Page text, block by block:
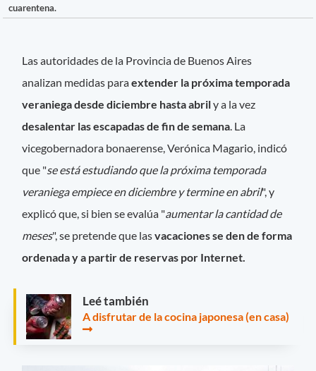
cuarentena.
Las autoridades de la Provincia de Buenos Aires
analizan medidas paraextender la próxima temporada
veraniega desde diciembre hasta abrily a la vez
desalentar las escapadas de fin de semana . La
vicegobernadora bonaerense, Verónica Magario, indicó
que "se está estudiando que la próxima temporada
veraniega empiece en diciembre y termine en abril", y
explicó que, si bien se evalúa "aumentar la cantidad de
meses", se pretende que lasvacaciones se den de forma
ordenada y a partir de reservas por Internet.
Leé también
A disfrutar de la cocina japonesa (en casa)